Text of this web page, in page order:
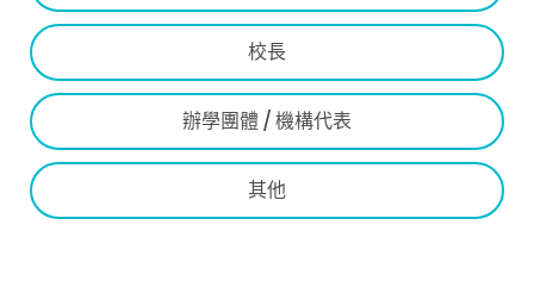
校長
辦學團體 / 機構代表
其他